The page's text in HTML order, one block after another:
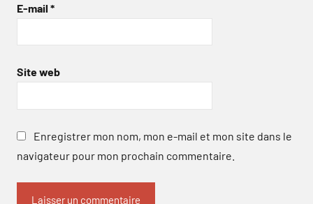
E-mail *
Site web
Enregistrer mon nom, mon e-mail et mon site dans le
navigateur pour mon prochain commentaire.